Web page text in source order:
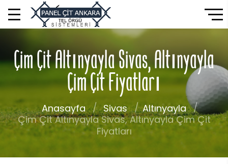
Çim Çit Altınyayla Sivas, Altınyayla
Çim Çit Fiyatları
Anasayfa Sivas
Altınyayla
Çim Çit Altınyayla Sivas, Altınyayla Çim Çit
Fiyatları